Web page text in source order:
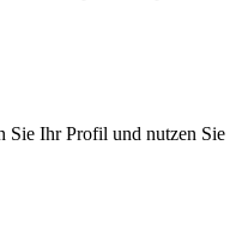
Sie Ihr Profil und nutzen Sie